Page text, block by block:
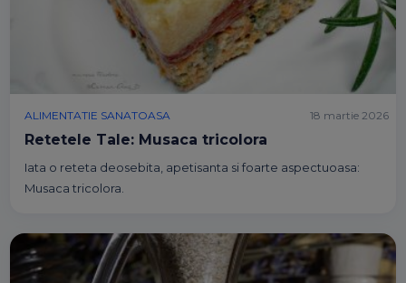
ALIMENTATIE SANATOASA
Retetele Tale: Musaca tricolora
Iata o reteta deosebita, apetisanta si foarte aspectuoasa:
Musaca tricolora.
18 martie 2026